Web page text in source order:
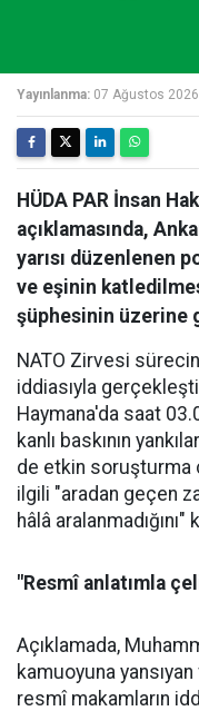
Yayınlanma: 07 Ağustos
HÜDA PAR İnsan
açıklamasında,
yarısı düzenlenen
ve eşinin
şüphesinin üzerine
NATO Zirvesi
iddiasıyla
Haymana'da saat
kanlı baskının
de etkin soruşturma
ilgili "aradan geçen
hâlâ aralanmadığını"
"Resmî anlatımla
Açıklamada,
kamuoyuna yansıyan
resmî makamların